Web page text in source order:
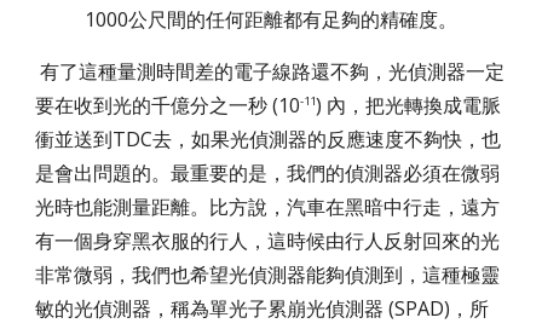
1000公尺間的任何距離都有足夠的精確度。
有了這種量測時間差的電子線路還不夠，光偵測器一定
要在收到光的千億分之一秒 (10-11) 內，把光轉換成電脈
衝並送到TDC去，如果光偵測器的反應速度不夠快，也
是會出問題的。最重要的是，我們的偵測器必須在微弱
光時也能測量距離。比方說，汽車在黑暗中行走，遠方
有一個身穿黑衣服的行人，這時候由行人反射回來的光
非常微弱，我們也希望光偵測器能夠偵測到，這種極靈
敏的光偵測器，稱為單光子累崩光偵測器 (SPAD)，所